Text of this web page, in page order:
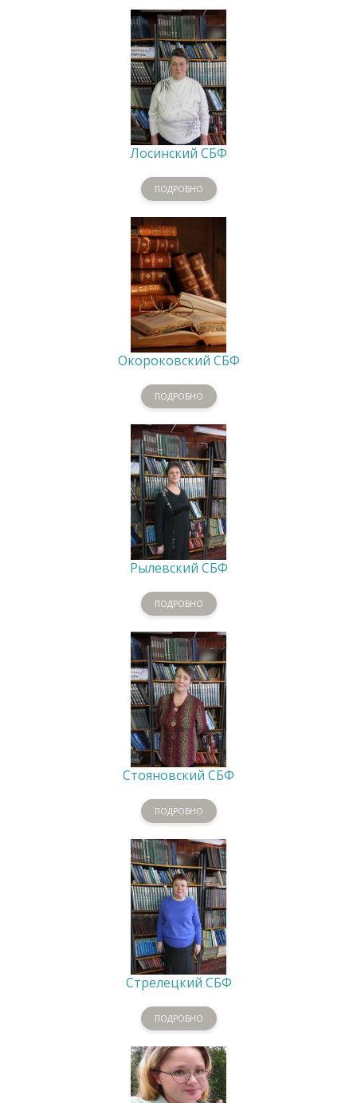
Лосинский СБФ
ПОДРОБНО
Окороковский СБФ
ПОДРОБНО
Рылевский СБФ
ПОДРОБНО
Стояновский СБФ
ПОДРОБНО
Стрелецкий СБФ
ПОДРОБНО